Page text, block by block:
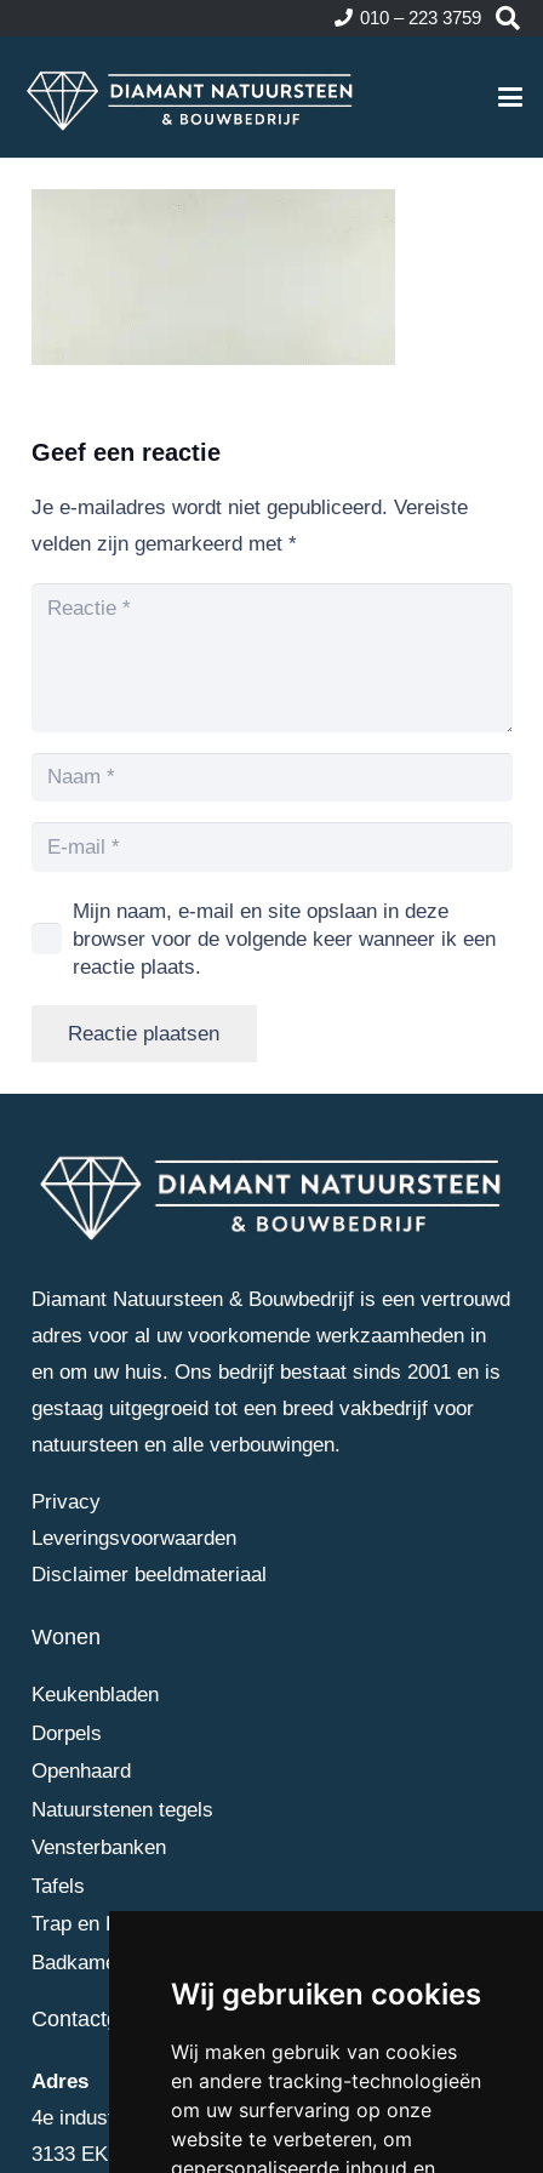
Wij gebruiken cookies
Wij maken gebruik van cookies
en andere tracking-technologieën
om uw surfervaring op onze
website te verbeteren, om
gepersonaliseerde inhoud en
010 – 223 3759
Geef een reactie
Je e-mailadres wordt niet gepubliceerd. Vereiste
velden zijn gemarkeerd met *
Mijn naam, e-mail en site opslaan in deze
browser voor de volgende keer wanneer ik een
reactie plaats.
Reactie plaatsen
Diamant Natuursteen & Bouwbedrijf is een vertrouwd
adres voor al uw voorkomende werkzaamheden in
en om uw huis. Ons bedrijf bestaat sinds 2001 en is
gestaag uitgegroeid tot een breed vakbedrijf voor
natuursteen en alle verbouwingen.
Privacy
Leveringsvoorwaarden
Disclaimer beeldmateriaal
Wonen
Keukenbladen
Dorpels
Openhaard
Natuurstenen tegels
Vensterbanken
Tafels
Trap en Bordes
Badkamer
Contactgegevens
Adres
4e industriestraat 25
3133 EK Vlaardingen